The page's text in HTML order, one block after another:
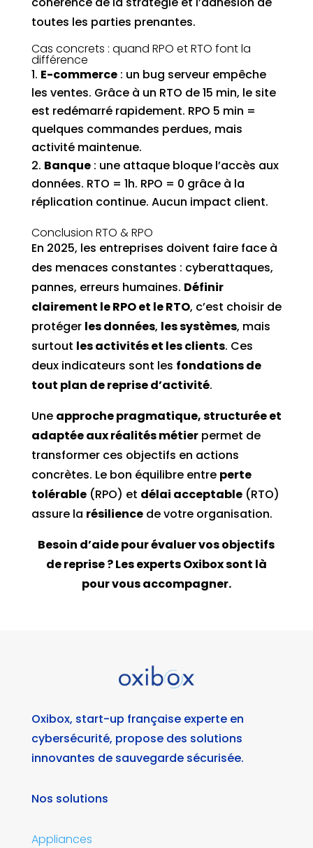
toutes les parties prenantes.
Cas concrets : quand RPO et RTO font la
différence
E-commerce: un bug serveur empêche
les ventes. Grâce à un RTO de 15 min, le site
est redémarré rapidement. RPO 5 min =
quelques commandes perdues, mais
activité maintenue.
Banque: une attaque bloque l’accès aux
données. RTO = 1h. RPO = 0 grâce à la
réplication continue. Aucun impact client.
Conclusion RTO & RPO
En 2025, les entreprises doivent faire face à
des menaces constantes : cyberattaques,
pannes, erreurs humaines. Définir
clairement le RPO et le RTO, c’est choisir de
protéger les données, les systèmes, mais
surtout les activités et les clients. Ces
deux indicateurs sont les fondations de
tout plan de reprise d’activité.
Une approche pragmatique, structurée et
adaptée aux réalités métierpermet de
transformer ces objectifs en actions
concrètes. Le bon équilibre entre perte
tolérable(RPO) et délai acceptable(RTO)
assure la résiliencede votre organisation.
Besoin d’aide pour évaluer vos objectifs
de reprise ? Les experts Oxibox sont là
pour vous accompagner.
Oxibox, start-up française experte en
cybersécurité, propose des solutions
innovantes de sauvegarde sécurisée.
Nos solutions
Appliances